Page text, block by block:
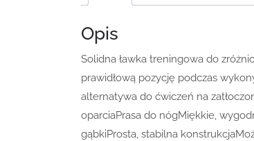
Opis
Solidna ławka treningowa do
prawidłową pozycję podczas
alternatywa do ćwiczeń na
oparciaPrasa do nógMiękkie,
gąbkiProsta, stabilna